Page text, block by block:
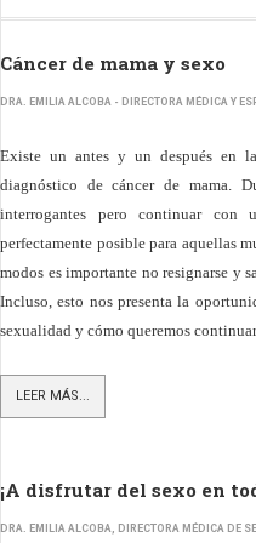
Cáncer de mama y sexo
DRA. EMILIA ALCOBA - DIRECTORA MÉDICA Y
Existe un antes y un después en
diagnóstico de cáncer de mama.
interrogantes pero continuar
perfectamente posible para aquellas
modos es importante no resignarse y
Incluso, esto nos presenta la
sexualidad y cómo queremos
LEER MÁS...
¡A disfrutar del sexo en
DRA. EMILIA ALCOBA, DIRECTORA MÉDICA DE